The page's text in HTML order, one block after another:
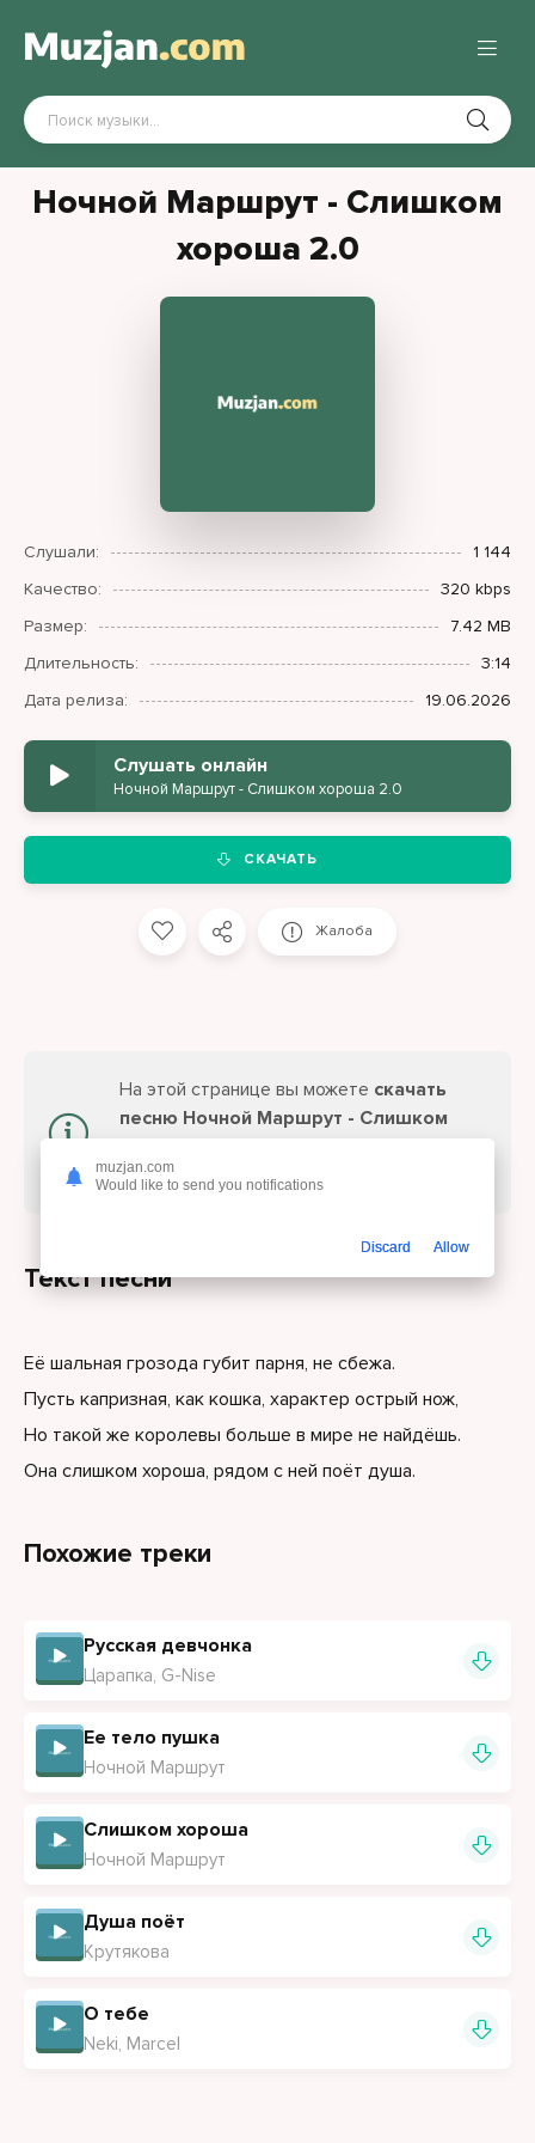
Ночной Маршрут - Слишком
хороша 2.0
Слушали:
1 144
Качество:
320 kbps
Размер:
7.42 MB
Длительность:
3:14
Дата релиза:
19.06.2026
Слушать онлайн
Ночной Маршрут - Слишком хороша 2.0
СКАЧАТЬ
Жалоба
На этой странице вы можете скачать
песню Ночной Маршрут - Слишком
бесплатно.
Текст песни
Её шальная грозода губит парня, не сбежа.
Пусть капризная, как кошка, характер острый нож,
Но такой же королевы больше в мире не найдёшь.
Она слишком хороша, рядом с ней поёт душа.
Похожие треки
Русская девчонка
Царапка, G-Nise
Ее тело пушка
Ночной Маршрут
Слишком хороша
Ночной Маршрут
Душа поёт
Крутякова
О тебе
Neki, Marcel
muzjan.com
Would like to send you notifications
Discard Allow